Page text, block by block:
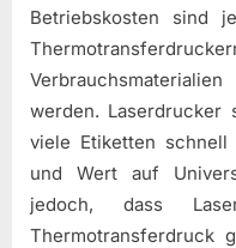
Betriebskosten sind
werden. Laserdrucker
viele Etiketten
und Wert auf
jedoch, dass
Thermotransferdruck